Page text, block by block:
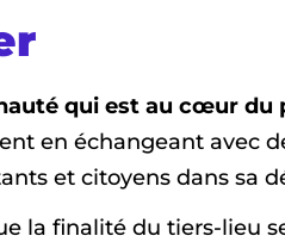
qui est au cœur
en échangeant avec
et citoyens dans sa
la finalité du tiers-lieu